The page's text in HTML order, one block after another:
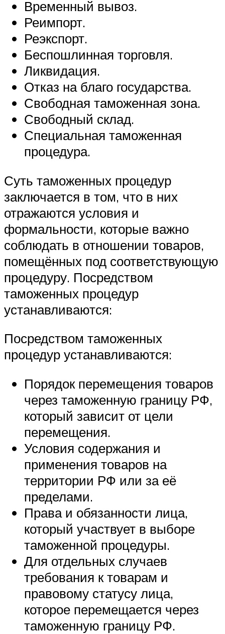
Временный вывоз.
Реимпорт.
Реэкспорт.
Беспошлинная торговля.
Ликвидация.
Отказ на благо государства.
Свободная таможенная зона.
Свободный склад.
Специальная таможенная
процедура.
Суть таможенных процедур
заключается в том, что в них
отражаются условия и
формальности, которые важно
соблюдать в отношении товаров,
помещённых под соответствующую
процедуру. Посредством
таможенных процедур
устанавливаются:
Посредством таможенных
процедур устанавливаются:
Порядок перемещения товаров
через таможенную границу РФ,
который зависит от цели
перемещения.
Условия содержания и
применения товаров на
территории РФ или за её
пределами.
Права и обязанности лица,
который участвует в выборе
таможенной процедуры.
Для отдельных случаев
требования к товарам и
правовому статусу лица,
которое перемещается через
таможенную границу РФ.